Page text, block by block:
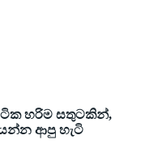
හරිම සතුටකින්,
ආපු හැටි